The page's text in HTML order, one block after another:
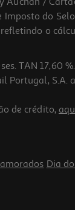
do
o
TAN 17,60
Portugal,
de crédito,
Dia